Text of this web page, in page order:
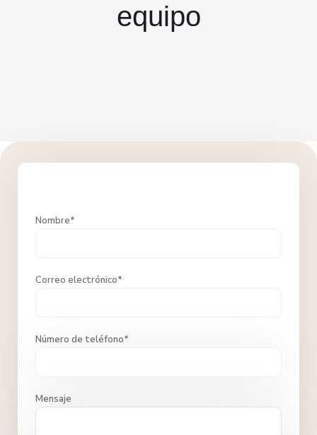
equipo
Nombre*
Correo electrónico*
Número de teléfono*
Mensaje